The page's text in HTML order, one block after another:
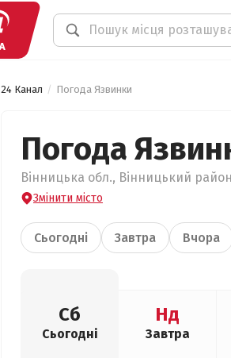
24 Канал Погода Язвинки
Погода
Вінницька обл., Вінницький
Змінити місто
Сьогодні Завтра Вчора
Сб
Сьогодні
Нд
Завтра